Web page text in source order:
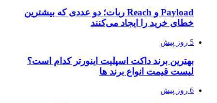
Payload و Reach ربات؛ دو عددی که بیشترین
خطای خرید را ایجاد می‌کنند
5 روز پیش
بهترین برند داکت اسپلیت اینورتر کدام است؟
لیست قیمت انواع برند ها
6 روز پیش